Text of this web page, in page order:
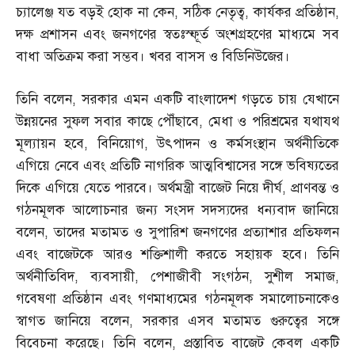
চ্যালেঞ্জ যত বড়ই হোক না কেন,সঠিক নেতৃত্ব,কার্যকর প্রতিষ্ঠান,
দক্ষ প্রশাসন এবং জনগণের স্বতঃস্ফূর্ত অংশগ্রহণের মাধ্যমে সব
বাধা অতিক্রম করা সম্ভব। খবর বাসস ও বিডিনিউজের।
তিনি বলেন,সরকার এমন একটি বাংলাদেশ গড়তে চায় যেখানে
উন্নয়নের সুফল সবার কাছে পৌঁছাবে, মেধা ও পরিশ্রমের যথাযথ
মূল্যায়ন হবে,বিনিয়োগ,উৎপাদন ও কর্মসংস্থান অর্থনীতিকে
এগিয়ে নেবে এবং প্রতিটি নাগরিক আত্মবিশ্বাসের সঙ্গে ভবিষ্যতের
দিকে এগিয়ে যেতে পারবে। অর্থমন্ত্রী বাজেট নিয়ে দীর্ঘ,প্রাণবন্ত ও
গঠনমূলক আলোচনার জন্য সংসদ সদস্যদের ধন্যবাদ জানিয়ে
বলেন,তাদের মতামত ও সুপারিশ জনগণের প্রত্যাশার প্রতিফলন
এবং বাজেটকে আরও শক্তিশালী করতে সহায়ক হবে। তিনি
অর্থনীতিবিদ,ব্যবসায়ী, পেশাজীবী সংগঠন,সুশীল সমাজ,
গবেষণা প্রতিষ্ঠান এবং গণমাধ্যমের গঠনমূলক সমালোচনাকেও
স্বাগত জানিয়ে বলেন,সরকার এসব মতামত গুরুত্বের সঙ্গে
বিবেচনা করেছে। তিনি বলেন, প্রস্তাবিত বাজেট কেবল একটি